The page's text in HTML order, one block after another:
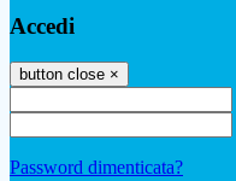
Accedi
button close ×
Password dimenticata?